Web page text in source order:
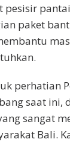
paket
perhatian
saat ini,
sangat
Bali.